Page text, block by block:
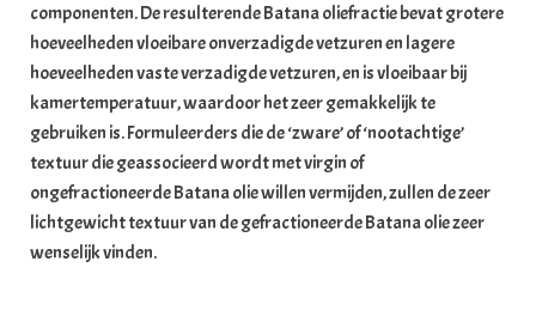
componenten. De resulterende Batana oliefractie bevat grotere
hoeveelheden vloeibare onverzadigde vetzuren en lagere
hoeveelheden vaste verzadigde vetzuren, en is vloeibaar bij
kamertemperatuur, waardoor het zeer gemakkelijk te
gebruiken is. Formuleerders die de ‘zware’ of ‘nootachtige’
textuur die geassocieerd wordt met virgin of
ongefractioneerde Batana olie willen vermijden, zullen de zeer
lichtgewicht textuur van de gefractioneerde Batana olie zeer
wenselijk vinden.